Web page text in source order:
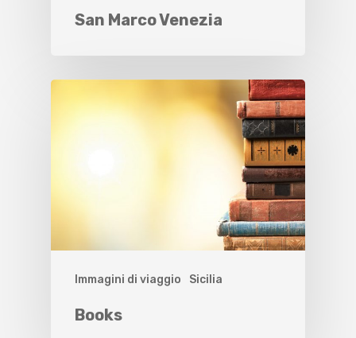
San Marco Venezia
Immagini di viaggio Sicilia
Books